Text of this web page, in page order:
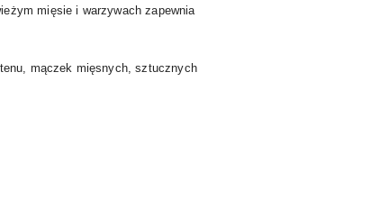
mięsie i warzywach zapewnia
mączek mięsnych, sztucznych